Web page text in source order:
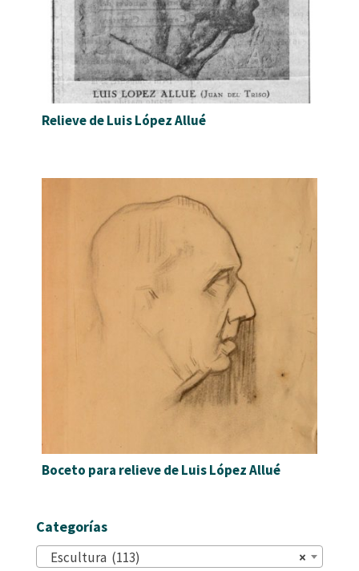
Relieve de Luis López Allué
Boceto para relieve de Luis López Allué
Categorías
×
Escultura (113)